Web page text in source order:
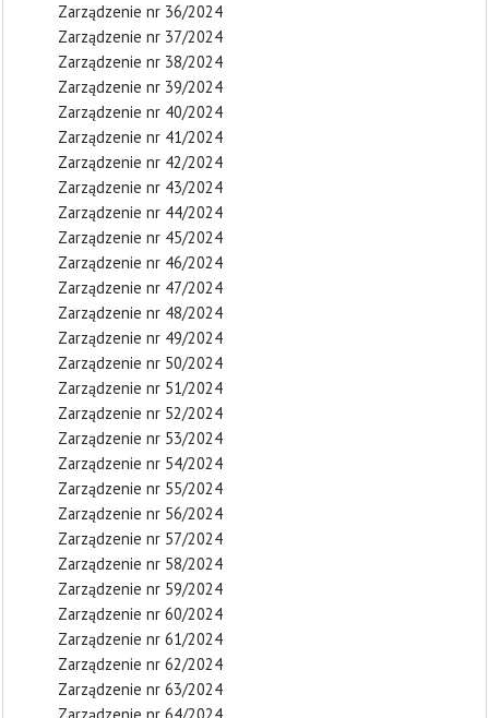
Zarządzenie nr 36/2024
Zarządzenie nr 37/2024
Zarządzenie nr 38/2024
Zarządzenie nr 39/2024
Zarządzenie nr 40/2024
Zarządzenie nr 41/2024
Zarządzenie nr 42/2024
Zarządzenie nr 43/2024
Zarządzenie nr 44/2024
Zarządzenie nr 45/2024
Zarządzenie nr 46/2024
Zarządzenie nr 47/2024
Zarządzenie nr 48/2024
Zarządzenie nr 49/2024
Zarządzenie nr 50/2024
Zarządzenie nr 51/2024
Zarządzenie nr 52/2024
Zarządzenie nr 53/2024
Zarządzenie nr 54/2024
Zarządzenie nr 55/2024
Zarządzenie nr 56/2024
Zarządzenie nr 57/2024
Zarządzenie nr 58/2024
Zarządzenie nr 59/2024
Zarządzenie nr 60/2024
Zarządzenie nr 61/2024
Zarządzenie nr 62/2024
Zarządzenie nr 63/2024